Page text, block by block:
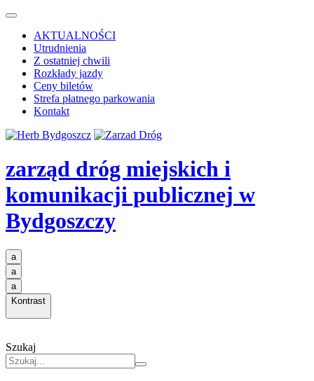
AKTUALNOŚCI
Utrudnienia
Z ostatniej chwili
Rozkłady jazdy
Ceny biletów
Strefa płatnego parkowania
Kontakt
zarząd dróg miejskich i
komunikacji publicznej w
Bydgoszczy
a
a
a
Kontrast
Szukaj